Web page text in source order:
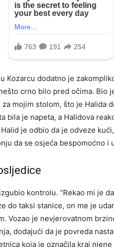
Kozarcu dodatno je
crno bilo pred očima. Bio
mojim stolom, što je Halida
bila je napeta, a Halidova
je odbio da je odveze
da se osjeća bespomoćno i
kontrolu. “Rekao mi je
do taksi stanice, on me je
Vozao je nevjerovatnom
dodajući da je povreda
koja je označila kraj